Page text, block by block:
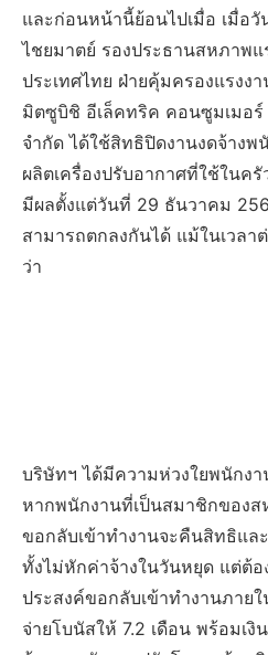
และก่อนหน้านี้ย้อนไปเมื่อ เมื่อ
ไชยมาตย์ รองประธานสหภาพ
ประเทศไทย ฝ่ายคุ้มครองแรงง
มิตซูบิชิ อีเล็คทริค คอนซูมเมอร์
จำกัด ได้ใช้สิทธิปิดงานงดจ้างพ
ผลิตเครื่องปรับอากาศที่ใช้ในค
มีผลตั้งแต่วันที่ 29 ธันวาคม
สามารถตกลงกันได้ แม้ในเวล
ว่า
บริษัทฯ ได้มีความห่วงใยพนักง
หากพนักงานที่เป็นสมาชิกของส
ขอกลับเข้าทำงานจะคืนสิทธิแล
ทั้งไม่หักค่าจ้างในวันหยุด แต่ต้
ประสงค์ขอกลับเข้าทำงานภาย
จ่ายโบนัสให้ 7.2 เดือน พร้อมเ